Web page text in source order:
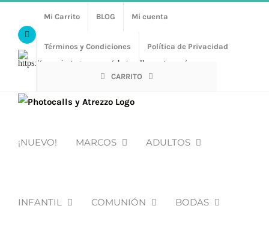
contenidoFacebook
Https://www.instagram.com/photocalls_y_atrezzo/
Mi Carrito BLOG Mi cuenta
Términos y Condiciones Política de Privacidad
CARRITO
¡NUEVO! MARCOS ADULTOS
INFANTIL COMUNIÓN BODAS